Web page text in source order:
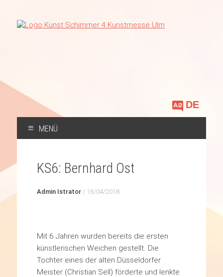
Sprache
auswählen
MENÜ
SPRINGEN
KS6: Bernhard Ost
Admin Istrator/ 16/04/2018
Mit 6 Jahren wurden bereits die ersten
künstlerischen Weichen gestellt. Die
Tochter eines der alten Düsseldorfer
Meister (Christian Sell) förderte und lenkte